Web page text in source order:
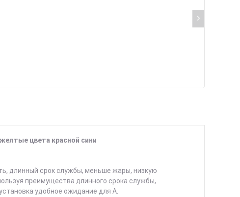
цвета красной сини
длинный срок службы, меньше жары, низкую
преимущества длинного срока службы,
удобное ожидание для А.